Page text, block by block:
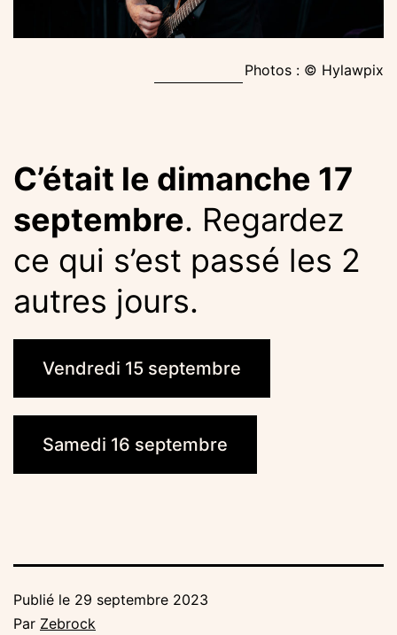
Photos : © Hylawpix
C’était le dimanche 17
septembre. Regardez
ce qui s’est passé les 2
autres jours.
Vendredi 15 septembre
Samedi 16 septembre
Publié le 29 septembre 2023
Par Zebrock